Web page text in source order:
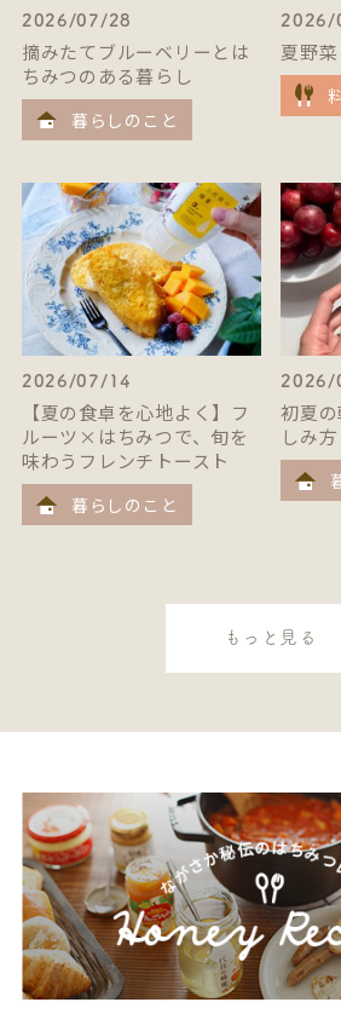
2026/07/28
摘みたてブルーベリーとは
ちみつのある暮らし
暮らしのこと
2026/
夏野
2026/07/14
【夏の食卓を心地よく】フ
ルーツ×はちみつで、旬を
味わうフレンチトースト
暮らしのこと
2026/
初夏
しみ方
もっと見る